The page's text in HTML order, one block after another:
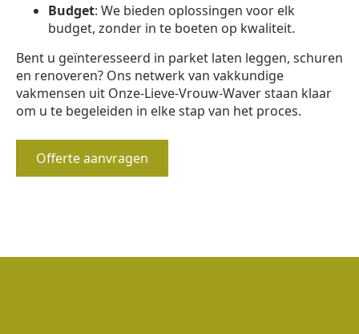
Budget: We bieden oplossingen voor elk
budget, zonder in te boeten op kwaliteit.
Bent u geïnteresseerd in parket laten leggen, schuren
en renoveren? Ons netwerk van vakkundige
vakmensen uit Onze-Lieve-Vrouw-Waver staan klaar
om u te begeleiden in elke stap van het proces.
Offerte aanvragen